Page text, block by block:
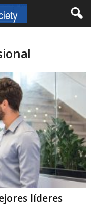
líderes